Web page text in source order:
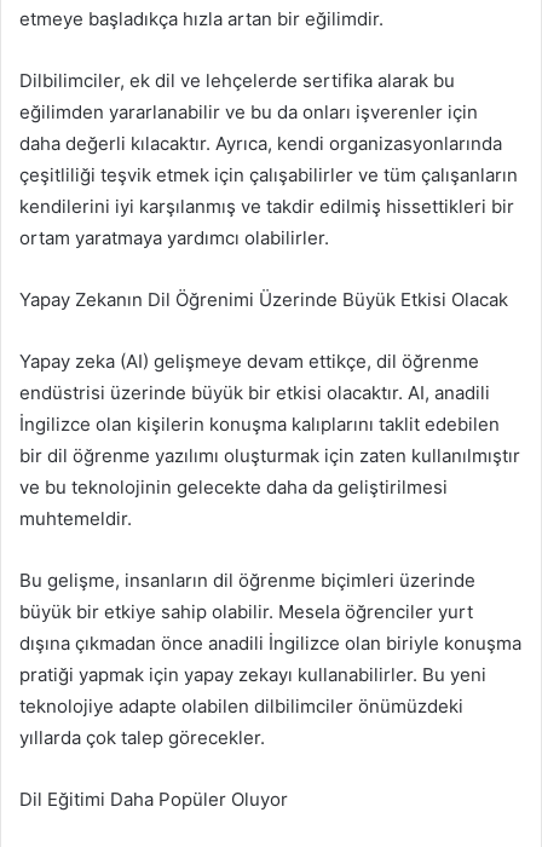
etmeye başladıkça hızla artan bir eğilimdir.
Dilbilimciler, ek dil ve lehçelerde sertifika alarak bu
eğilimden yararlanabilir ve bu da onları işverenler için
daha değerli kılacaktır. Ayrıca, kendi organizasyonlarında
çeşitliliği teşvik etmek için çalışabilirler ve tüm çalışanların
kendilerini iyi karşılanmış ve takdir edilmiş hissettikleri bir
ortam yaratmaya yardımcı olabilirler.
Yapay Zekanın Dil Öğrenimi Üzerinde Büyük Etkisi Olacak
Yapay zeka (AI) gelişmeye devam ettikçe, dil öğrenme
endüstrisi üzerinde büyük bir etkisi olacaktır. AI, anadili
İngilizce olan kişilerin konuşma kalıplarını taklit edebilen
bir dil öğrenme yazılımı oluşturmak için zaten kullanılmıştır
ve bu teknolojinin gelecekte daha da geliştirilmesi
muhtemeldir.
Bu gelişme, insanların dil öğrenme biçimleri üzerinde
büyük bir etkiye sahip olabilir. Mesela öğrenciler yurt
dışına çıkmadan önce anadili İngilizce olan biriyle konuşma
pratiği yapmak için yapay zekayı kullanabilirler. Bu yeni
teknolojiye adapte olabilen dilbilimciler önümüzdeki
yıllarda çok talep görecekler.
Dil Eğitimi Daha Popüler Oluyor